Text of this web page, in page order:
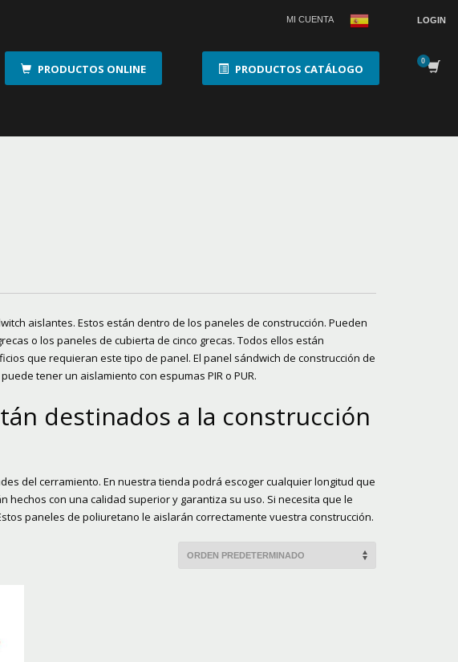
MI CUENTA LOGIN
PRODUCTOS ONLINE PRODUCTOS CATÁLOGO
aislantes. Estos están dentro de los paneles de construcción. Pueden
o los paneles de cubierta de cinco grecas. Todos ellos están
que requieran este tipo de panel. El panel sándwich de construcción de
tener un aislamiento con espumas PIR o PUR.
destinados a la construcción
del cerramiento. En nuestra tienda podrá escoger cualquier longitud que
con una calidad superior y garantiza su uso. Si necesita que le
paneles de poliuretano le aislarán correctamente vuestra construcción.